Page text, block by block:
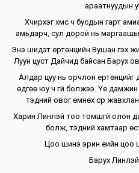
араатнуудын
Хүчирхэг хүмүүс ч бусдын гарт
амьдарч, сул дорой нь
Энэ шидэт ертөнцийн Вушан гэх
Луун цуст Дайчид байсан Барух
Алдар цуу нь орчлон
өдгөө юу ч үгүй болжээ. Үе
тэдний овог өмнөх сүр
Харин Линлэй тоо томшгүй олон
болж, тэдний хамтаар
Цоо шинэ эрин үеийн цоо
Барух